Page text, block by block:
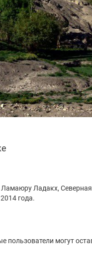
Ладакх,
года.
пользователи могут